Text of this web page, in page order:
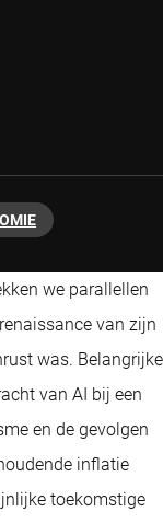
we parallellen
van zijn
was. Belangrijke
van AI bij een
en de gevolgen
inflatie
toekomstige